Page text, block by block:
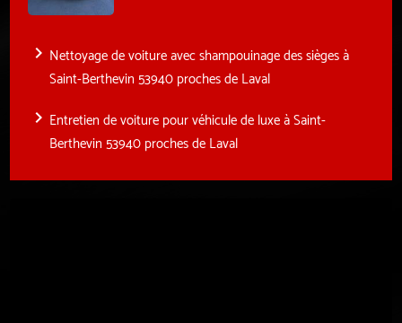
navigate_next Nettoyage de voiture avec shampouinage des sièges à
Saint-Berthevin 53940 proches de Laval
navigate_next Entretien de voiture pour véhicule de luxe à Saint-
Berthevin 53940 proches de Laval